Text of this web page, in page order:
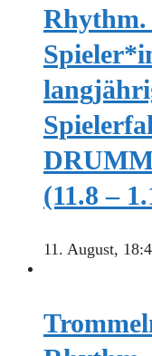
(11.8 –
11. August,